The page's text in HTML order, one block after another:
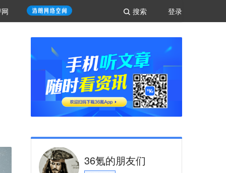
登录
搜索
36氪的朋友们